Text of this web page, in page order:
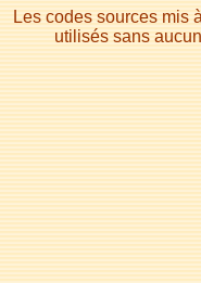
Les codes sources mis
utilisés sans